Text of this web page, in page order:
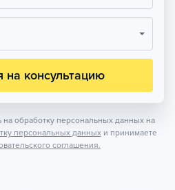
на консультацию
обработку персональных данных на
персональных данных и принимаете
соглашения.